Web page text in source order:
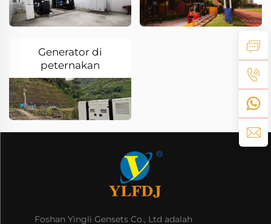
Generator di
peternakan
Foshan Yingli Gensets Co., Ltd adalah